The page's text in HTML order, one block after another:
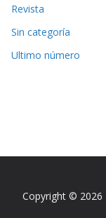
Revista
Sin categoría
Ultimo número
Copyright © 2026